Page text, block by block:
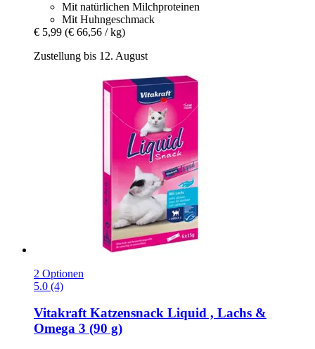
Mit natürlichen Milchproteinen
Mit Huhngeschmack
€ 5,99 (€ 66,56 / kg)
Zustellung bis 12. August
2 Optionen
5.0 (4)
VitakraftKatzensnack Liquid , Lachs &
Omega 3 (90 g)